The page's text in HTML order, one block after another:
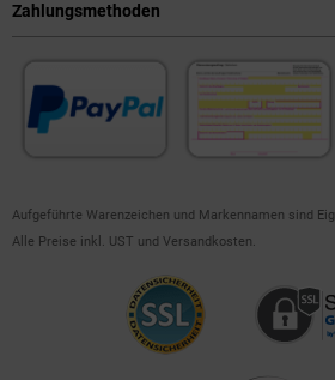
Zahlungsmethoden
Aufgeführte Warenzeichen und Markennamen sind
Alle Preise inkl. UST und Versandkosten.